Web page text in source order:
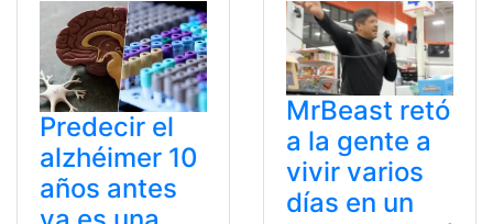
Predecir el
alzhéimer 10
años antes
MrBeast retó
a la gente a
vivir varios
días en un